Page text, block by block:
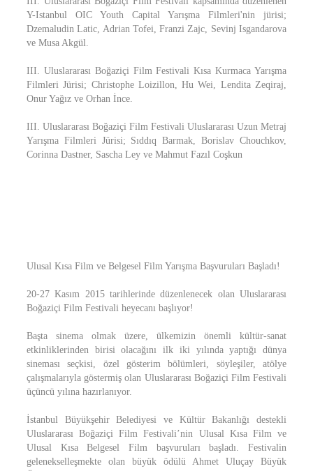
Y-Istanbul OIC Youth Capital Yarışma Filmleri'nin jürisi;
Dzemaludin Latic, Adrian Tofei, Franzi Zajc, Sevinj Isgandarova
ve Musa Akgül.
III. Uluslararası Boğaziçi Film Festivali Kısa Kurmaca Yarışma
Filmleri Jürisi; Christophe Loizillon, Hu Wei, Lendita Zeqiraj,
Onur Yağız ve Orhan İnce.
III. Uluslararası Boğaziçi Film Festivali Uluslararası Uzun Metraj
Yarışma Filmleri Jürisi; Sıddıq Barmak, Borislav Chouchkov,
Corinna Dastner, Sascha Ley ve Mahmut Fazıl Coşkun
Ulusal Kısa Film ve Belgesel Film Yarışma Başvuruları Başladı!
20-27 Kasım 2015 tarihlerinde düzenlenecek olan Uluslararası
Boğaziçi Film Festivali heyecanı başlıyor!
Başta sinema olmak üzere, ülkemizin önemli kültür-sanat
etkinliklerinden birisi olacağını ilk iki yılında yaptığı dünya
sineması seçkisi, özel gösterim bölümleri, söyleşiler, atölye
çalışmalarıyla göstermiş olan Uluslararası Boğaziçi Film Festivali
üçüncü yılına hazırlanıyor.
İstanbul Büyükşehir Belediyesi ve Kültür Bakanlığı destekli
Uluslararası Boğaziçi Film Festivali’nin Ulusal Kısa Film ve
Ulusal Kısa Belgesel Film başvuruları başladı. Festivalin
gelenekselleşmekte olan büyük ödülü Ahmet Uluçay Büyük